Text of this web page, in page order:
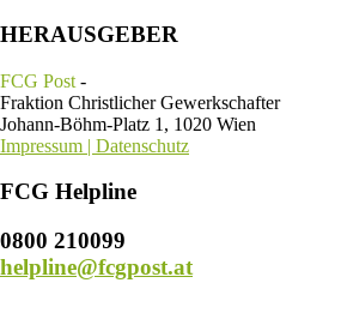
HERAUSGEBER
FCG Post -
Fraktion Christlicher Gewerkschafter
Johann-Böhm-Platz 1, 1020 Wien
Impressum | Datenschutz
FCG Helpline
0800 210099
helpline@fcgpost.at